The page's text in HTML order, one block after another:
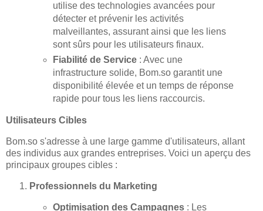
utilise des technologies avancées pour
détecter et prévenir les activités
malveillantes, assurant ainsi que les liens
sont sûrs pour les utilisateurs finaux.
Fiabilité de Service: Avec une
infrastructure solide, Bom.so garantit une
disponibilité élevée et un temps de réponse
rapide pour tous les liens raccourcis.
Utilisateurs Cibles
Bom.so s'adresse à une large gamme d'utilisateurs, allant
des individus aux grandes entreprises. Voici un aperçu des
principaux groupes cibles :
Professionnels du Marketing
Optimisation des Campagnes: Les